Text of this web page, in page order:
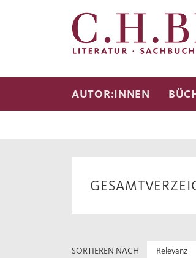
AUTOR:INNEN
SORTIEREN NACH Relevanz